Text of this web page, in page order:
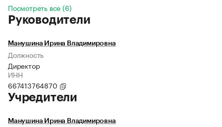
Посмотреть все (6)
Руководители
Манушина Ирина Владимировна
Должность
Директор
ИНН
667413764870
Учредители
Манушина Ирина Владимировна